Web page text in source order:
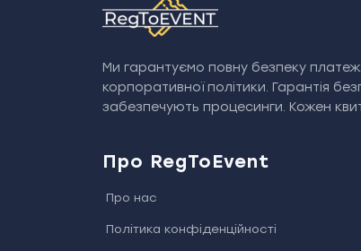
Ми гарантуємо повну безпеку
корпоративної політики. Гарантія
забезпечують процесинги. Кожен
Про RegToEvent
Про нас
Політика конфіденційності